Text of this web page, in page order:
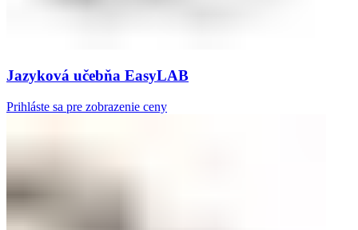
Jazyková učebňa EasyLAB
Prihláste sa pre zobrazenie ceny